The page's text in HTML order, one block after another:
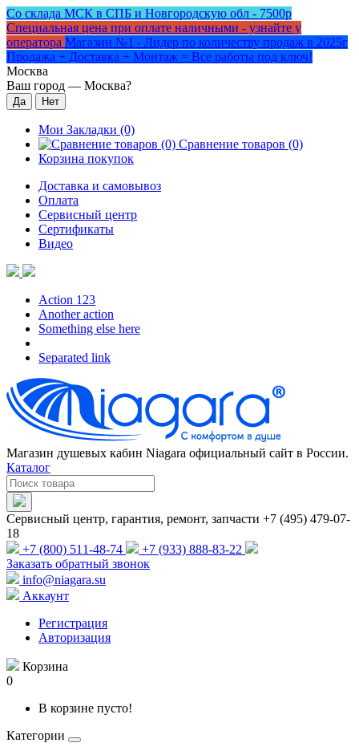
Со склада МСК в СПБ и Новгородскую обл - 7500р
Специальная цена при оплате наличными - узнайте у
оператора Магазин №1 - Лидер по количеству продаж в 2025г
Продажа + Доставка + Монтаж = Все работы под ключ!
Москва
Ваш город — Москва?
Мои Закладки (0)
Сравнение товаров (0)
Корзина покупок
Доставка и самовывоз
Оплата
Сервисный центр
Сертификаты
Видео
Action 123
Another action
Something else here
Separated link
Магазин душевых кабин Niagara официальный сайт в России.
Каталог
Сервисный центр, гарантия, ремонт, запчасти +7 (495) 479-07-
18
+7 (800) 511-48-74
+7 (933) 888-83-22
Заказать обратный звонок
info@niagara.su
Аккаунт
Регистрация
Авторизация
Корзина
0
В корзине пусто!
Категории